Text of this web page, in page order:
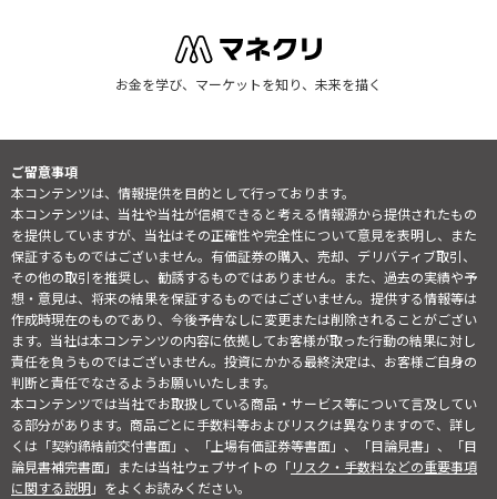
お金を学び、マーケットを知り、未来を描く
ご留意事項
本コンテンツは、情報提供を目的として行っております。
本コンテンツは、当社や当社が信頼できると考える情報源から提供されたもの
を提供していますが、当社はその正確性や完全性について意見を表明し、また
保証するものではございません。有価証券の購入、売却、デリバティブ取引、
その他の取引を推奨し、勧誘するものではありません。また、過去の実績や予
想・意見は、将来の結果を保証するものではございません。提供する情報等は
作成時現在のものであり、今後予告なしに変更または削除されることがござい
ます。当社は本コンテンツの内容に依拠してお客様が取った行動の結果に対し
責任を負うものではございません。投資にかかる最終決定は、お客様ご自身の
判断と責任でなさるようお願いいたします。
本コンテンツでは当社でお取扱している商品・サービス等について言及してい
る部分があります。商品ごとに手数料等およびリスクは異なりますので、詳し
くは「契約締結前交付書面」、「上場有価証券等書面」、「目論見書」、「目
論見書補完書面」または当社ウェブサイトの「リスク・手数料などの重要事項
に関する説明」をよくお読みください。